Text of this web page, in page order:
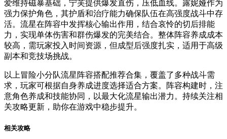
爱维持磁暴基础，宁芙提供爆发直伤，压低血线。露妮娅作为
强力保护角色，其护盾和治疗能力确保队伍在高强度战斗中存
活。流星在阵容中发挥核心输出作用，结合哀怜的切后排能
力，实现单体伤害和群伤爆发的完美结合。整体阵容养成成本
较高，需玩家投入时间资源，但成型后强度扎实，适用于高级
副本和竞技场挑战。
以上冒险小分队流星阵容搭配推荐合集，覆盖了多种战斗需
求，玩家可根据自身养成进度选择适合方案。阵容构建时，注
意角色养成和技能协同，以最大化流星输出潜力。持续关注相
关攻略更新，助你在游戏中稳步提升。
相关攻略